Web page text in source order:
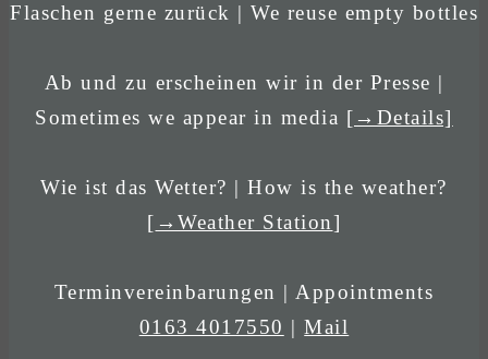
Flaschen gerne zurück | We reuse empty bottles
Ab und zu erscheinen wir in der Presse |
Sometimes we appear in media [→Details]
Wie ist das Wetter? | How is the weather?
[ →Weather Station]
Terminvereinbarungen | Appointments
0163 4017550 |Mail